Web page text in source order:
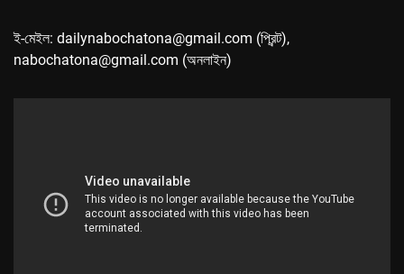
ই-মেইল: dailynabochatona@gmail.com (প্রিন্ট),
nabochatona@gmail.com (অনলাইন)